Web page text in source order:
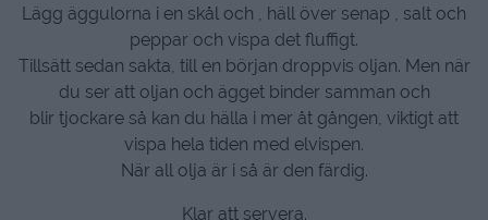
Lägg äggulorna i en skål och , häll över senap , salt och
peppar och vispa det fluffigt.
Tillsätt sedan sakta, till en början droppvis oljan. Men när
du ser att oljan och ägget binder samman och
blir tjockare så kan du hälla i mer åt gången, viktigt att
vispa hela tiden med elvispen.
När all olja är i så är den färdig.
Klar att servera.